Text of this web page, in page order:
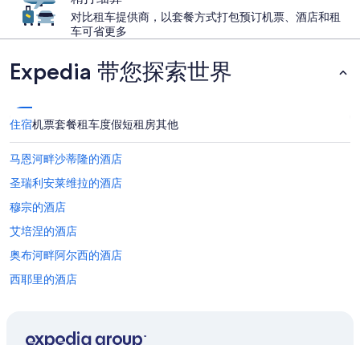
对比租车提供商，以套餐方式打包预订机票、酒店和租
车可省更多
Expedia 带您探索世界
住宿机票套餐租车度假短租房其他
马恩河畔沙蒂隆的酒店
圣瑞利安莱维拉的酒店
穆宗的酒店
艾培涅的酒店
奥布河畔阿尔西的酒店
西耶里的酒店